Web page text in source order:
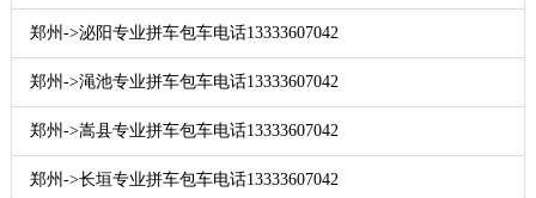
郑州->泌阳专业拼车包车电话13333607042
郑州->渑池专业拼车包车电话13333607042
郑州->嵩县专业拼车包车电话13333607042
郑州->长垣专业拼车包车电话13333607042